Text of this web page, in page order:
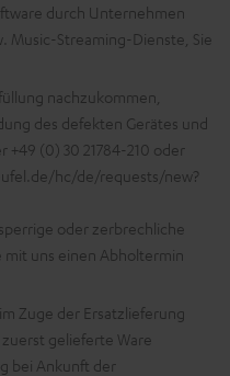
durch Unternehmen
Music-Streaming-Dienste, Sie
nachzukommen,
des defekten Gerätes und
(0) 30 21784-210 oder
hc/de/requests/new?
oder zerbrechliche
mit uns einen Abholtermin
Zuge der Ersatzlieferung
gelieferte Ware
bei Ankunft der